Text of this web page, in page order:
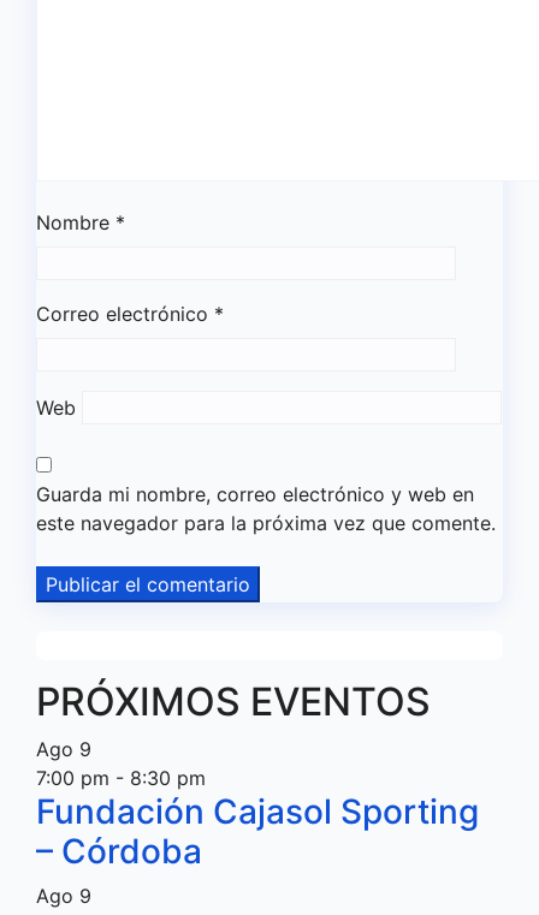
Nombre *
Correo electrónico *
Web
Guarda mi nombre, correo electrónico y web en
este navegador para la próxima vez que comente.
PRÓXIMOS EVENTOS
Ago 9
7:00 pm - 8:30 pm
Fundación Cajasol Sporting
– Córdoba
Ago 9